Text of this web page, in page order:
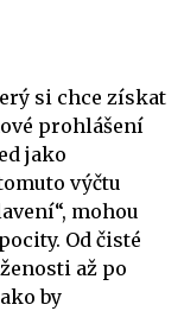
si chce získat
prohlášení
jako
výčtu
mohou
Od čisté
až po
by